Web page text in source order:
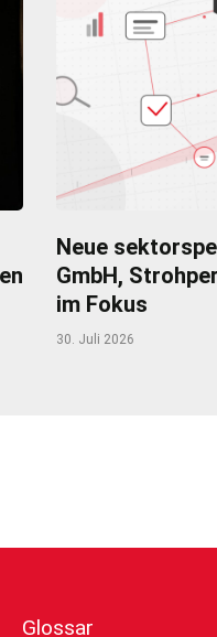
Neue
GmbH,
im Fokus
30. Juli 2026
Glossar